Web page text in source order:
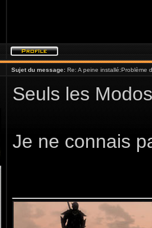
Sujet du message: Re: A peine installé:Problème
Seuls les
Je ne connais